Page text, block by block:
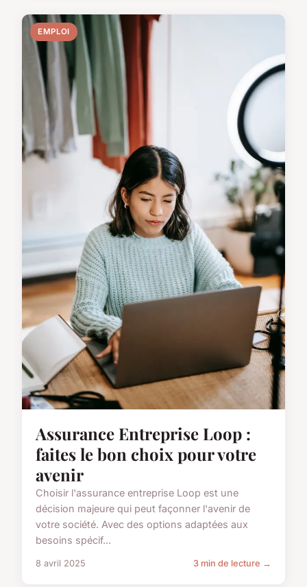
EMPLOI
Assurance Entreprise Loop :
faites le bon choix pour votre
avenir
Choisir l'assurance entreprise Loop est une
décision majeure qui peut façonner l'avenir de
votre société. Avec des options adaptées aux
besoins spécif...
8 avril 2025 3 min de lecture →